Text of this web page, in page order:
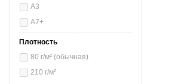
А3
А7+
Плотность
80 г/м² (обычная)
210 г/м²